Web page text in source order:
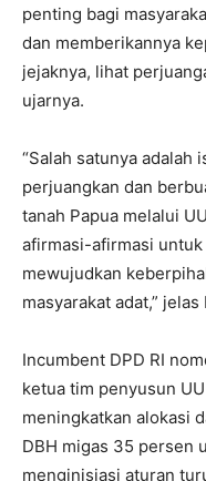
penting bagi
dan memberikannya
jejaknya, lihat
ujarnya.
“Salah satunya adalah
perjuangkan dan
tanah Papua melalui
afirmasi-afirmasi
mewujudkan
masyarakat adat,”
Incumbent DPD RI
ketua tim penyusun
meningkatkan alokasi
DBH migas 35 persen
menginisiasi aturan